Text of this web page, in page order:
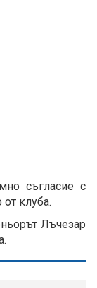
съгласие с
клуба.
Лъчезар